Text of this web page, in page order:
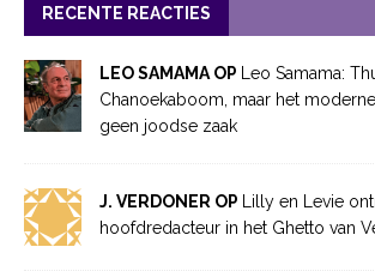
RECENTE REACTIES
LEO SAMAMA OP
Leo Samama:
Chanoekaboom, maar het
geen joodse zaak
J. VERDONER OP
Lilly en Levie
hoofdredacteur in het Ghetto van